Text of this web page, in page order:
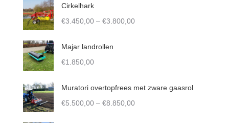
may
chosen
on
page
Cirkelhark
€3.450,00 – €3.800,00Price
Majar landrollen
€1.850,00
Muratori overtopfrees met zware gaasrol
€5.500,00 – €8.850,00Price